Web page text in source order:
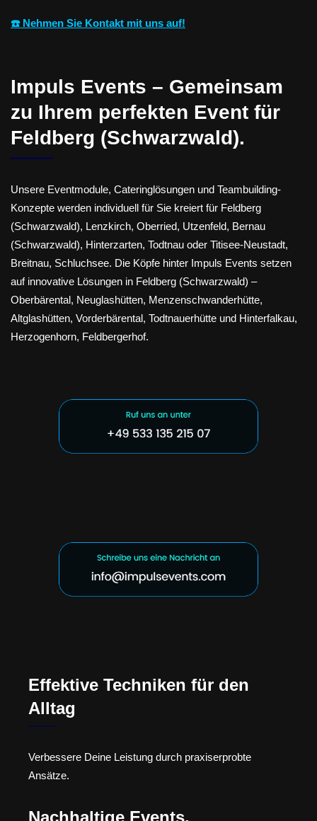
☎️ Nehmen Sie Kontakt mit uns auf!
Impuls Events – Gemeinsam
zu Ihrem perfekten Event für
Feldberg (Schwarzwald).
Unsere Eventmodule, Cateringlösungen und Teambuilding-
Konzepte werden individuell für Sie kreiert für Feldberg
(Schwarzwald), Lenzkirch, Oberried, Utzenfeld, Bernau
(Schwarzwald), Hinterzarten, Todtnau oder Titisee-Neustadt,
Breitnau, Schluchsee. Die Köpfe hinter Impuls Events setzen
auf innovative Lösungen in Feldberg (Schwarzwald) –
Oberbärental, Neuglashütten, Menzenschwanderhütte,
Altglashütten, Vorderbärental, Todtnauerhütte und Hinterfalkau,
Herzogenhorn, Feldbergerhof.
Effektive Techniken für den
Alltag
Verbessere Deine Leistung durch praxiserprobte
Ansätze.
Nachhaltige Events,